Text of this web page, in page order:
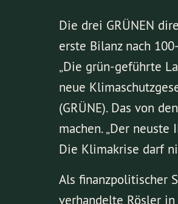
Die drei GRÜNEN
erste Bilanz nach
„Die grün-geführte
neue
(GRÜNE). Das von
machen. „Der
Die Klimakrise darf
Als finanzpolitischer
verhandelte Rösler